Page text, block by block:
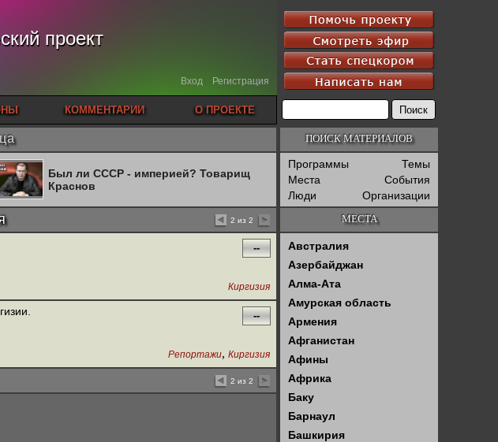
проект
Вход Регистрация
КОММЕНТАРИИ О ПРОЕКТЕ
Был ли СССР - империей? Товарищ
Краснов
2 из 2
--
Киргизия
--
Репортажи, Киргизия
2 из 2
ПОИСК МАТЕРИАЛОВ
Программы
Темы
Места
События
Люди
Организации
МЕСТА
Австралия
Азербайджан
Алма-Ата
Амурская область
Армения
Афганистан
Афины
Африка
Баку
Барнаул
Башкирия